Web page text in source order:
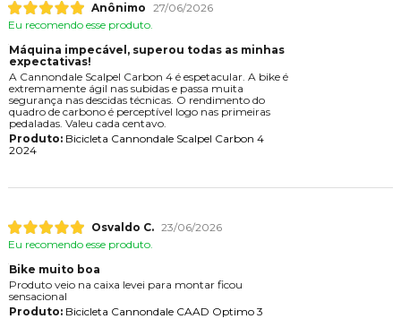
Anônimo 27/06/2026
Eu recomendo esse produto.
Máquina impecável, superou todas as minhas
expectativas!
A Cannondale Scalpel Carbon 4 é espetacular. A bike é
extremamente ágil nas subidas e passa muita
segurança nas descidas técnicas. O rendimento do
quadro de carbono é perceptível logo nas primeiras
pedaladas. Valeu cada centavo.
Produto:Bicicleta Cannondale Scalpel Carbon 4
2024
Osvaldo C. 23/06/2026
Eu recomendo esse produto.
Bike muito boa
Produto veio na caixa levei para montar ficou
sensacional
Produto:Bicicleta Cannondale CAAD Optimo 3